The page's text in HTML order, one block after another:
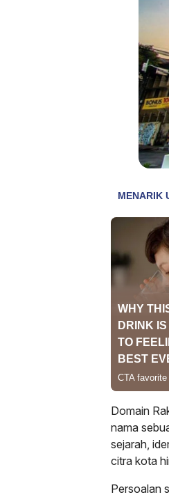
Domain
nama
sejarah,
citra kota
Persoalan